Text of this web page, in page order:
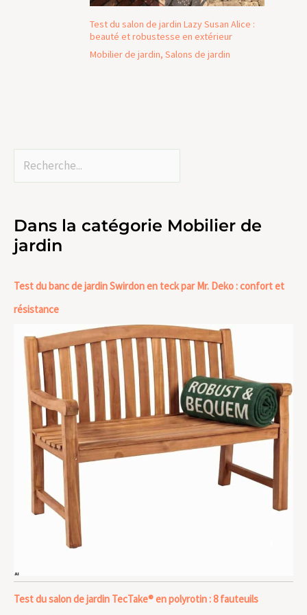
Test du salon de jardin Lazy Susan Alice :
beauté et robustesse en extérieur
Mobilier de jardin, Salons de jardin
Dans la catégorie Mobilier de
jardin
Test du banc de jardin Swirdon en teck par Mr. Deko : confort et
résistance
Test du salon de jardin TecTake® en polyrotin : 8 fauteuils